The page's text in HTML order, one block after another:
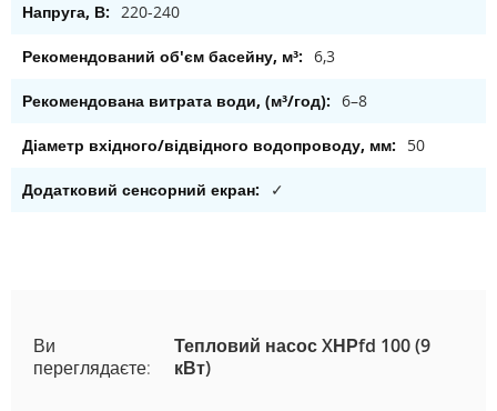
220-240
6,3
6–8
50
✓
Ви
переглядаєте:
Тепловий насос XНРfd 100 (9
кВт)